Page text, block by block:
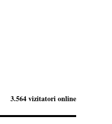
3.564 vizitatori online